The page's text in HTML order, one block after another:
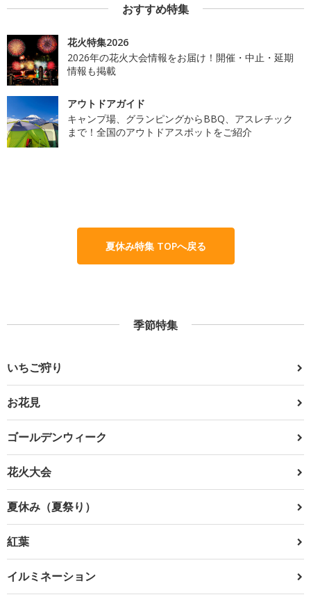
おすすめ特集
花火特集2026
2026年の花火大会情報をお届け！開催・中止・延期
情報も掲載
アウトドアガイド
キャンプ場、グランピングからBBQ、アスレチック
まで！全国のアウトドアスポットをご紹介
夏休み特集 TOPへ戻る
季節特集
いちご狩り
お花見
ゴールデンウィーク
花火大会
夏休み（夏祭り）
紅葉
イルミネーション